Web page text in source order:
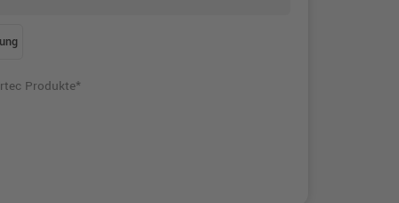
Produkte*